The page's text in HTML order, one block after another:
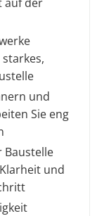
und
Sie eng
Baustelle
und